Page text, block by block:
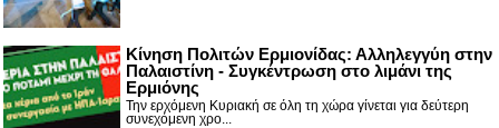
Κίνηση Πολιτών Ερμιονίδας: Αλληλεγγύη στην
Παλαιστίνη - Συγκέντρωση στο λιμάνι της
Ερμιόνης
Την ερχόμενη Κυριακή σε όλη τη χώρα γίνεται για δεύτερη
συνεχόμενη χρο...